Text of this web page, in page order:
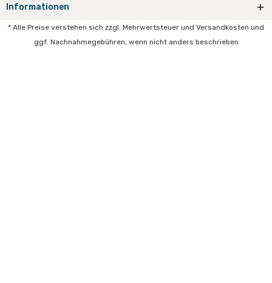
Informationen
* Alle Preise verstehen sich zzgl. Mehrwertsteuer und Versandkosten und
ggf. Nachnahmegebühren, wenn nicht anders beschrieben